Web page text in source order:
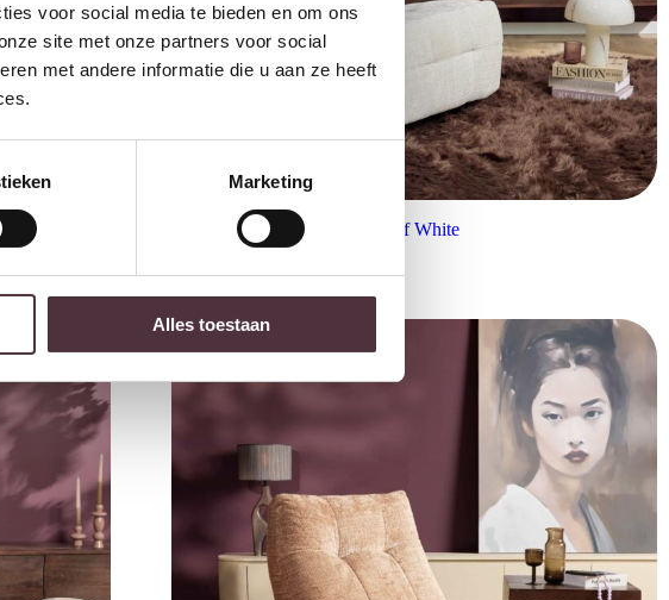
voor social media te bieden en om ons
site met onze partners voor social
met andere informatie die u aan ze heeft
Marketing
Alles toestaan
Starfurn Relaxfauteuil Chill Off White